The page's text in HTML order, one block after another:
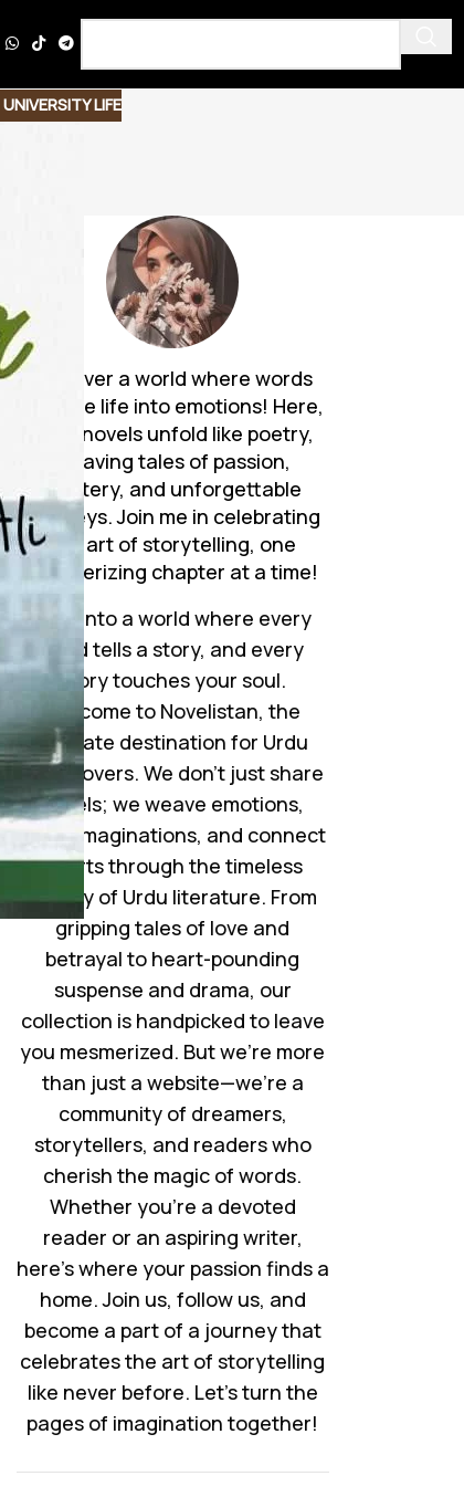
UNIVERSITY LIFE
Discover a world where words
breathe life into emotions! Here,
Urdu novels unfold like poetry,
weaving tales of passion,
mystery, and unforgettable
journeys. Join me in celebrating
the art of storytelling, one
mesmerizing chapter at a time!
Step into a world where every
word tells a story, and every
story touches your soul.
Welcome to Novelistan, the
ultimate destination for Urdu
novel lovers. We don’t just share
novels; we weave emotions,
ignite imaginations, and connect
hearts through the timeless
beauty of Urdu literature. From
gripping tales of love and
betrayal to heart-pounding
suspense and drama, our
collection is handpicked to leave
you mesmerized. But we’re more
than just a website—we’re a
community of dreamers,
storytellers, and readers who
cherish the magic of words.
Whether you’re a devoted
reader or an aspiring writer,
here’s where your passion finds a
home. Join us, follow us, and
become a part of a journey that
celebrates the art of storytelling
like never before. Let’s turn the
pages of imagination together!